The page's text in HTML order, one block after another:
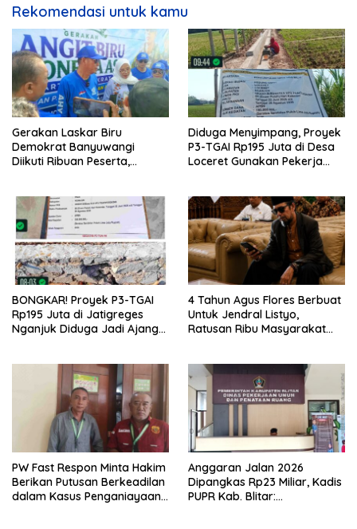
Rekomendasi untuk kamu
Gerakan Laskar Biru
Demokrat Banyuwangi
Diikuti Ribuan Peserta,
Diduga Menyimpang, Proyek
P3-TGAI Rp195 Juta di Desa
Loceret Gunakan Pekerja
BONGKAR! Proyek P3-TGAI
Rp195 Juta di Jatigreges
Nganjuk Diduga Jadi Ajang
4 Tahun Agus Flores Berbuat
Untuk Jendral Listyo,
Ratusan Ribu Masyarakat
PW Fast Respon Minta Hakim
Berikan Putusan Berkeadilan
dalam Kasus Penganiayaan
Anggaran Jalan 2026
Dipangkas Rp23 Miliar, Kadis
PUPR Kab. Blitar: